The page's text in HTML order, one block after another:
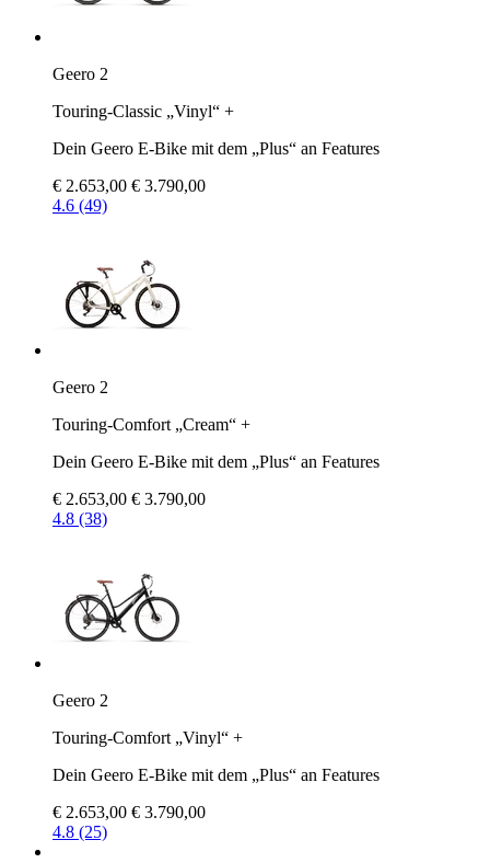
Geero 2
Touring-Classic „Vinyl“ +
Dein Geero E-Bike mit dem „Plus“ an Features
€ 2.653,00 € 3.790,00
4.6 (49)
Geero 2
Touring-Comfort „Cream“ +
Dein Geero E-Bike mit dem „Plus“ an Features
€ 2.653,00 € 3.790,00
4.8 (38)
Geero 2
Touring-Comfort „Vinyl“ +
Dein Geero E-Bike mit dem „Plus“ an Features
€ 2.653,00 € 3.790,00
4.8 (25)